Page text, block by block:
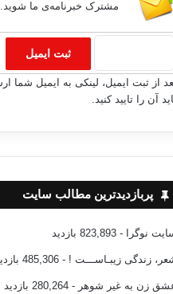
برای شناخت اسلام
مشترک خبرنامه‌ی ما شوید.
از ثبت ایمیل، لینکی به ایمیل شما
آن را تایید کنید.
پربازدیدترین مطالب سایت
نوگرا - 823,893 بازدید
زندگی زیبـاســـت ! - 485,306 بازدید
زن به غیر شوهر - 280,264 بازدید